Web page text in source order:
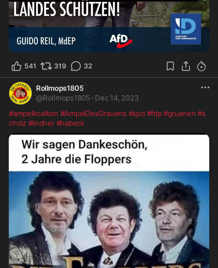
541 319 32
Rollmops1805
@Rollmops1805 · Dec 14, 2023
#ampelkoaltion #AmpelDesGrauens #spd #fdp #gruenen #s
cholz #lindner #habeck